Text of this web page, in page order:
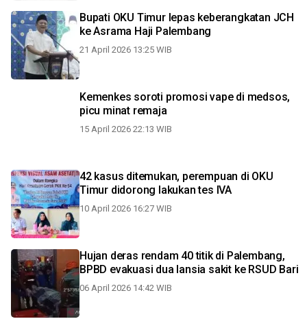
Bupati OKU Timur lepas keberangkatan JCH
ke Asrama Haji Palembang
21 April 2026 13:25 WIB
Kemenkes soroti promosi vape di medsos,
picu minat remaja
15 April 2026 22:13 WIB
42 kasus ditemukan, perempuan di OKU
Timur didorong lakukan tes IVA
10 April 2026 16:27 WIB
Hujan deras rendam 40 titik di Palembang,
BPBD evakuasi dua lansia sakit ke RSUD Bari
06 April 2026 14:42 WIB